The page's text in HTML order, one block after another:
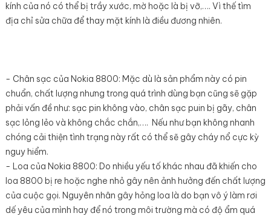
kính của nó có thể bị trầy xước, mờ hoặc là bị vỡ,…. Vì thế tìm
địa chỉ sửa chữa để thay mặt kính là điều đương nhiên.
- Chân sạc của Nokia 8800: Mặc dù là sản phẩm này có pin
chuẩn, chất lượng nhưng trong quá trình dùng bạn cũng sẽ gặp
phải vấn đề như: sạc pin không vào, chân sạc puin bị gãy, chân
sạc lỏng lẻo và không chắc chắn,…. Nếu như bạn không nhanh
chóng cải thiện tình trạng này rất có thể sẽ gây cháy nổ cực kỳ
nguy hiểm.
- Loa của Nokia 8800: Do nhiều yếu tố khác nhau đã khiến cho
loa 8800 bị re hoặc nghe nhỏ gây nên ảnh hưởng đến chất lượng
của cuộc gọi. Nguyên nhân gây hỏng loa là do bạn vô ý làm rơi
dế yêu của mình hay để nó trong môi trường mà có độ ẩm quá